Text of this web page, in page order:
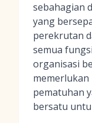
sebahagian
yang
perekrutan
semua
organisasi
memerlukan
pematuhan
bersatu